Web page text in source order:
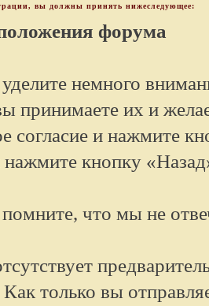
вы должны принять нижеследующее:
форума
немного
принимаете их и
согласие и нажмите
нажмите кнопку
что мы не
только вы